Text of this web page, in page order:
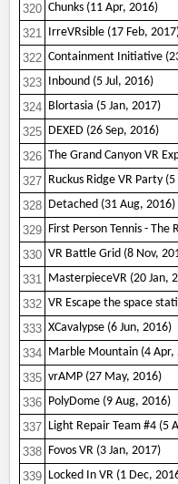
320 Chunks (11 Apr, 2016)
321 IrreVRsible (17 Feb,
322 Containment Initiative
323 Inbound (5 Jul, 2016)
324 Blortasia (5 Jan, 2017)
325 DEXED (26 Sep, 2016)
326 The Grand Canyon VR
327 Ruckus Ridge VR Party
328 Detached (31 Aug, 2016)
329 First Person Tennis - The
330 VR Battle Grid (8 Nov,
331 MasterpieceVR (20 Jan,
332 VR Escape the space
333 XCavalypse (6 Jun, 2016)
334 Marble Mountain (4 Apr,
335 vrAMP (27 May, 2016)
336 PolyDome (9 Aug, 2016)
337 Light Repair Team #4 (5
338 Fovos VR (3 Jan, 2017)
339 Locked In VR (1 Dec,